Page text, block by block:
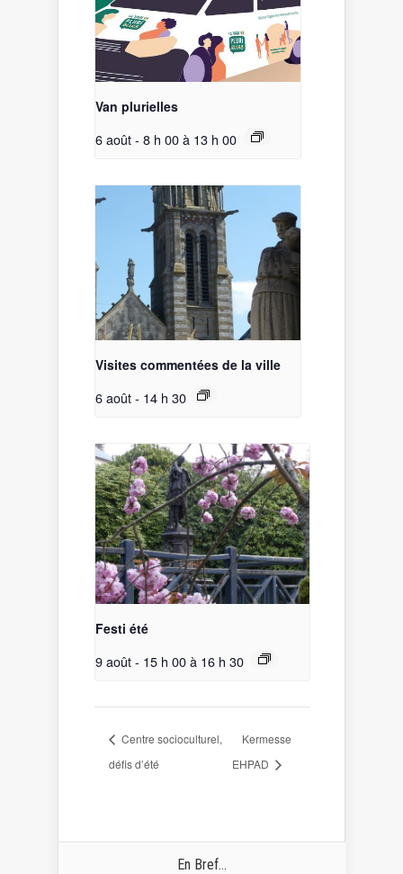
Van plurielles
6 août - 8 h 00à 13 h 00
Visites commentées de la ville
6 août - 14 h 30
Festi été
9 août - 15 h 00à 16 h 30
Centre socioculturel,
défis d’été
Kermesse
EHPAD
En Bref...